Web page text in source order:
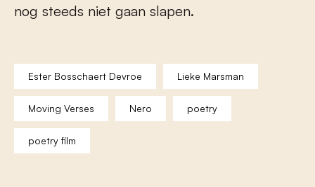
nog steeds niet gaan slapen.
Ester Bosschaert Devroe Lieke Marsman
Moving Verses Nero poetry
poetry film